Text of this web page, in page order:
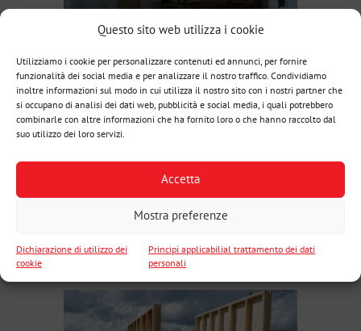
Questo sito web utilizza i cookie
Utilizziamo i cookie per personalizzare contenuti ed annunci, per fornire
funzionalità dei social media e per analizzare il nostro traffico. Condividiamo
inoltre informazioni sul modo in cui utilizza il nostro sito con i nostri partner che
si occupano di analisi dei dati web, pubblicità e social media, i quali potrebbero
combinarle con altre informazioni che ha fornito loro o che hanno raccolto dal
suo utilizzo dei loro servizi.
Accetta
Mostra preferenze
Dichiarazione di utilizzo dei
cookie
Principi applicabilial trattamento dei dati
personali